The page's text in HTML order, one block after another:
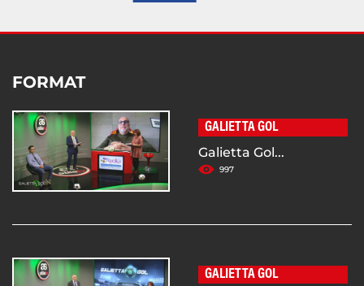
FORMAT
GALIETTA GOL
Galietta Gol...
997
GALIETTA GOL